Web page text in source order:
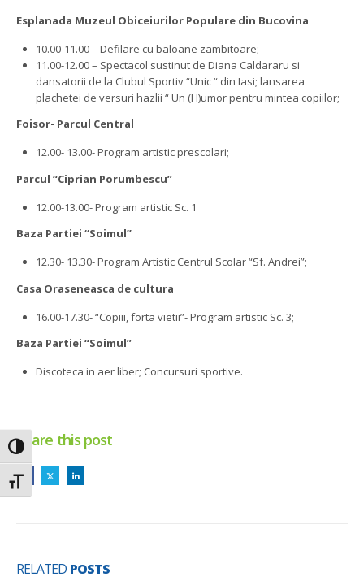
Toggle High Contrast
Toggle Font size
Esplanada Muzeul Obiceiurilor Populare din Bucovina
10.00-11.00 – Defilare cu baloane zambitoare;
11.00-12.00 – Spectacol sustinut de Diana Caldararu si
dansatorii de la Clubul Sportiv “Unic “ din Iasi; lansarea
plachetei de versuri hazlii “ Un (H)umor pentru mintea copiilor;
Foisor- Parcul Central
12.00- 13.00- Program artistic prescolari;
Parcul “Ciprian Porumbescu”
12.00-13.00- Program artistic Sc. 1
Baza Partiei “Soimul”
12.30- 13.30- Program Artistic Centrul Scolar “Sf. Andrei”;
Casa Oraseneasca de cultura
16.00-17.30- “Copiii, forta vietii”- Program artistic Sc. 3;
Baza Partiei “Soimul”
Discoteca in aer liber; Concursuri sportive.
Share this post
RELATED POSTS